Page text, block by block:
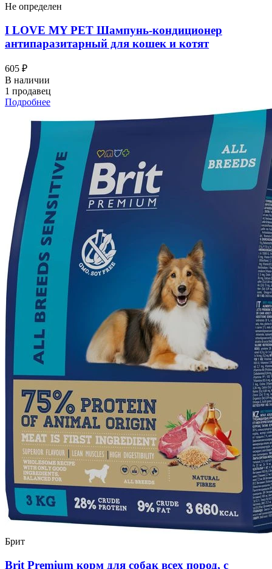
Не определен
I LOVЕ MY PET Шампунь-кондиционер
антипаразитарный для кошек и котят
605 ₽
В наличии
1 продавец
Подробнее
Брит
Brit Premium корм для собак всех пород, с